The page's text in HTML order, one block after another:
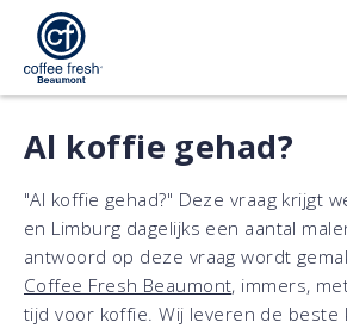
Al koffie gehad?
"Al koffie gehad?" Deze vraag krijgt
en Limburg dagelijks een aantal
antwoord op deze vraag wordt
Coffee Fresh Beaumont, immers,
tijd voor koffie. Wij leveren de beste